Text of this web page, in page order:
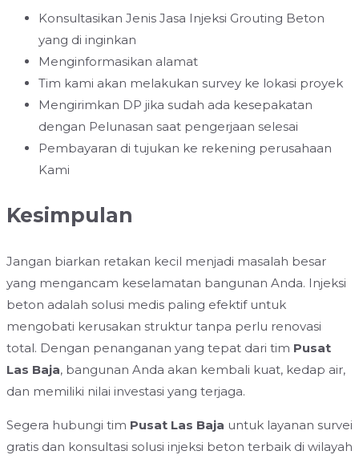
Konsultasikan Jenis Jasa Injeksi Grouting Beton
yang di inginkan
Menginformasikan alamat
Tim kami akan melakukan survey ke lokasi proyek
Mengirimkan DP jika sudah ada kesepakatan
dengan Pelunasan saat pengerjaan selesai
Pembayaran di tujukan ke rekening perusahaan
Kami
Kesimpulan
Jangan biarkan retakan kecil menjadi masalah besar
yang mengancam keselamatan bangunan Anda. Injeksi
beton adalah solusi medis paling efektif untuk
mengobati kerusakan struktur tanpa perlu renovasi
total. Dengan penanganan yang tepat dari tim Pusat
Las Baja, bangunan Anda akan kembali kuat, kedap air,
dan memiliki nilai investasi yang terjaga.
Segera hubungi tim Pusat Las Baja untuk layanan survei
gratis dan konsultasi solusi injeksi beton terbaik di wilayah